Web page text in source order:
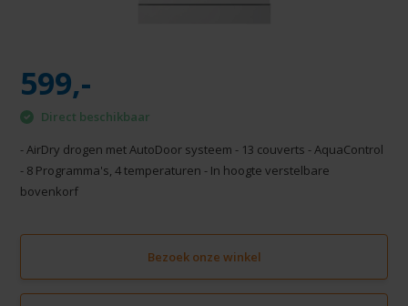
599,-
Direct beschikbaar
- AirDry drogen met AutoDoor systeem - 13 couverts - AquaControl
- 8 Programma's, 4 temperaturen - In hoogte verstelbare
bovenkorf
Bezoek onze winkel